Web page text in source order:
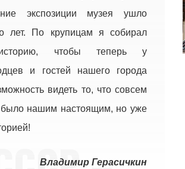
экспозиции музея ушло
лет. По крупицам я собирал
чтобы теперь у
и гостей нашего города
видеть то, что совсем
было нашим настоящим, но уже
Владимир Герасичкин